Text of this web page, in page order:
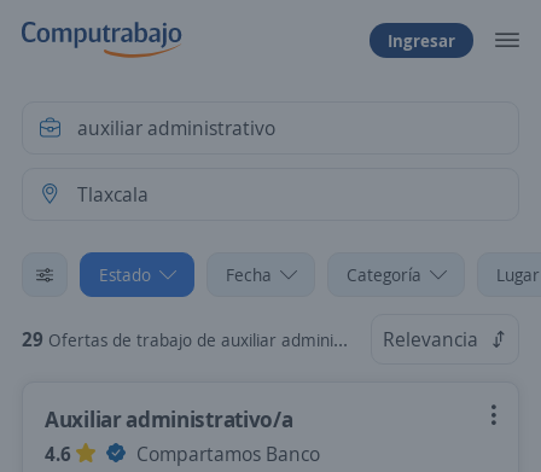
Ingresar
Estado Fecha Categoría
29 Ofertas de trabajo de auxiliar administrativo en Tlaxcala Relevancia
Auxiliar administrativo/a
4.6
Compartamos Banco